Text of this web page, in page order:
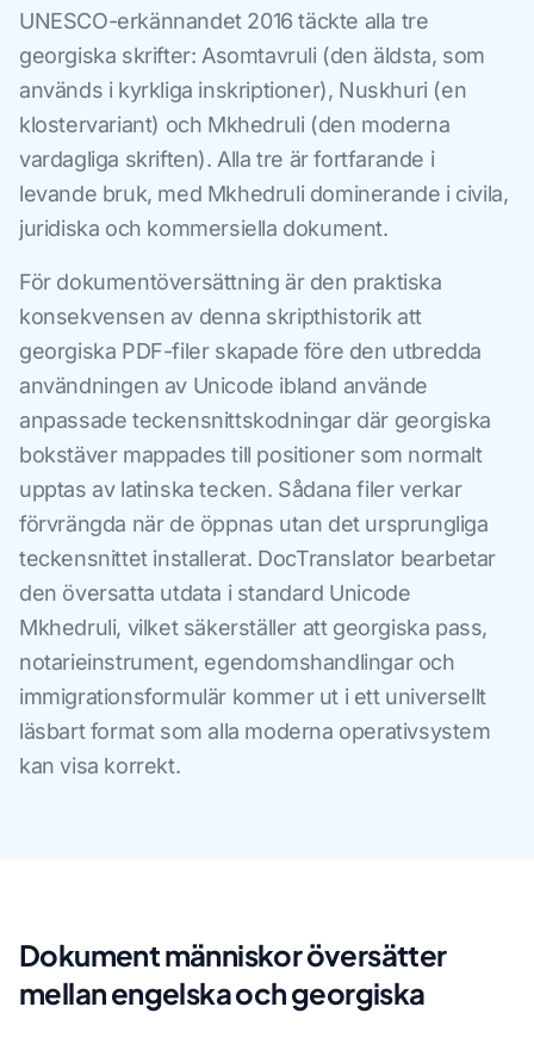
UNESCO-erkännandet 2016 täckte alla tre
georgiska skrifter: Asomtavruli (den äldsta, som
används i kyrkliga inskriptioner), Nuskhuri (en
klostervariant) och Mkhedruli (den moderna
vardagliga skriften). Alla tre är fortfarande i
levande bruk, med Mkhedruli dominerande i civila,
juridiska och kommersiella dokument.
För dokumentöversättning är den praktiska
konsekvensen av denna skripthistorik att
georgiska PDF-filer skapade före den utbredda
användningen av Unicode ibland använde
anpassade teckensnittskodningar där georgiska
bokstäver mappades till positioner som normalt
upptas av latinska tecken. Sådana filer verkar
förvrängda när de öppnas utan det ursprungliga
teckensnittet installerat. DocTranslator bearbetar
den översatta utdata i standard Unicode
Mkhedruli, vilket säkerställer att georgiska pass,
notarieinstrument, egendomshandlingar och
immigrationsformulär kommer ut i ett universellt
läsbart format som alla moderna operativsystem
kan visa korrekt.
Dokument människor översätter
mellan engelska och georgiska